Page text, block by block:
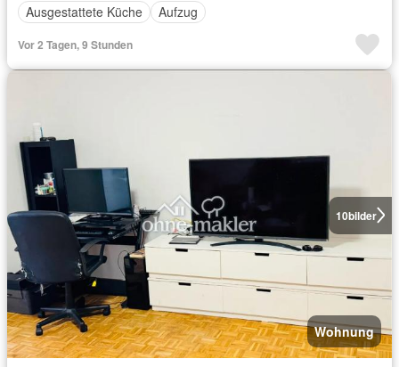
Ausgestattete Küche
Aufzug
Vor 2 Tagen, 9 Stunden
10bilder
Wohnung